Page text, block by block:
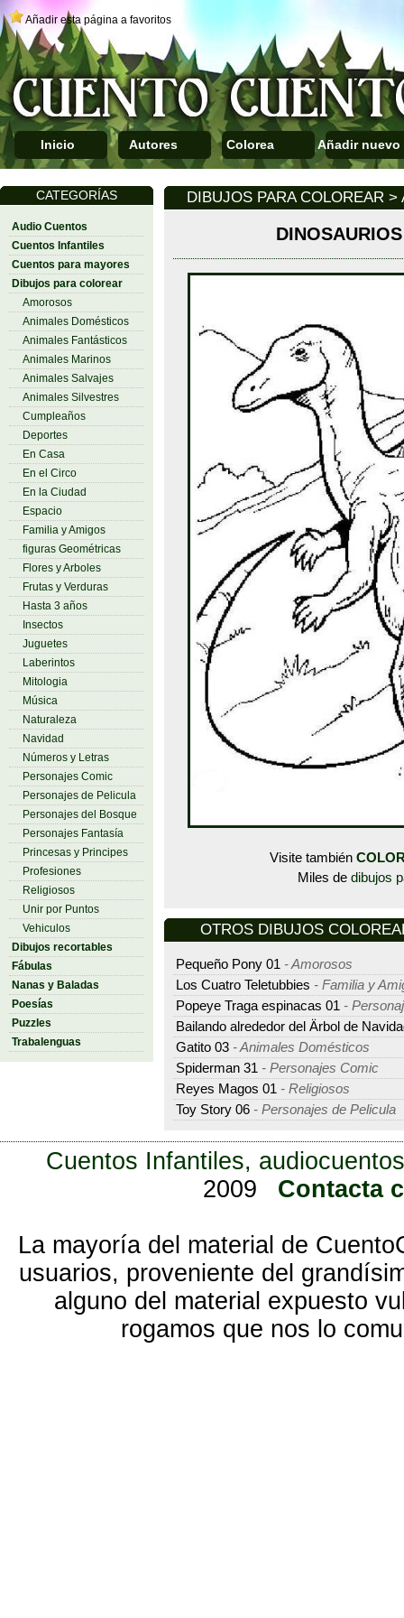
Añadir esta página a favoritos
Inicio Autores Colorea Añadir nuevo
CATEGORÍAS
Audio Cuentos
Cuentos Infantiles
Cuentos para mayores
Dibujos para colorear
Amorosos
Animales Domésticos
Animales Fantásticos
Animales Marinos
Animales Salvajes
Animales Silvestres
Cumpleaños
Deportes
En Casa
En el Circo
En la Ciudad
Espacio
Familia y Amigos
figuras Geométricas
Flores y Arboles
Frutas y Verduras
Hasta 3 años
Insectos
Juguetes
Laberintos
Mitologia
Música
Naturaleza
Navidad
Números y Letras
Personajes Comic
Personajes de Pelicula
Personajes del Bosque
Personajes Fantasía
Princesas y Principes
Profesiones
Religiosos
Unir por Puntos
Vehiculos
Dibujos recortables
Fábulas
Nanas y Baladas
Poesías
Puzzles
Trabalenguas
DIBUJOS PARA COLOREAR
Visite también
Miles de dibujos
OTROS DIBUJOS
Pequeño Pony 01 - Amorosos
Los Cuatro Teletubbies - Familia y
Popeye Traga espinacas 01 -
Bailando alrededor del Ärbol de
Gatito 03 - Animales Domésticos
Spiderman 31 - Personajes Comic
Reyes Magos 01 - Religiosos
Toy Story 06 - Personajes de Pelicula
Cuentos Infantiles,
2009
Contacta
La mayoría del material de
usuarios, proveniente del
alguno del material expuesto
rogamos que nos lo